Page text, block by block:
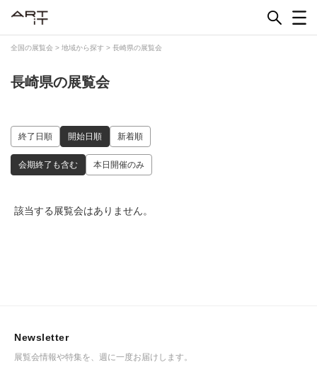
全国の展覧会 > 地域から探す > 長崎県の展覧会
長崎県の展覧会
終了日順 開始日順 新着順
会期終了も含む 本日開催のみ
該当する展覧会はありません。
Newsletter
展覧会情報や特集を、週に一度お届けします。